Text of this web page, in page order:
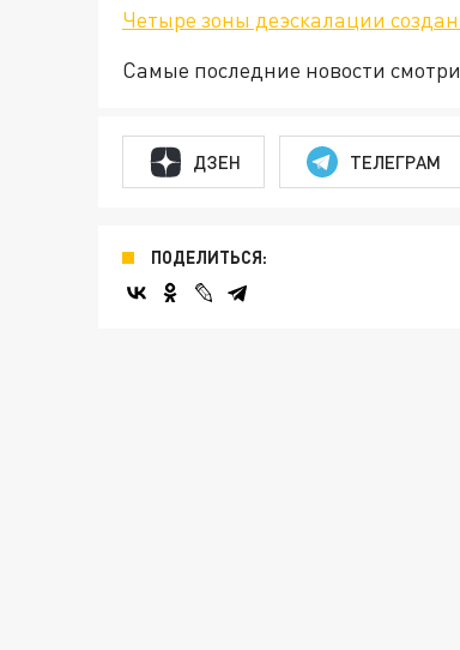
Четыре зоны деэскалации
Самые последние новости
ДЗЕН ТЕЛЕГРАМ
ПОДЕЛИТЬСЯ: